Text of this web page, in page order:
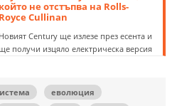
който не отстъпва на Rolls-
Royce Cullinan
Новият Century ще излезе през есента и
ще получи изцяло електрическа версия
еволюция